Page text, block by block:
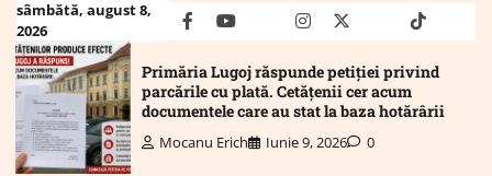
Skip
content
sâmbătă, august 8,
2026
facebookyoutubeMailinstagram
twitter truthtiktok
Primăria Lugoj răspunde petiției privind
parcările cu plată. Cetățenii cer acum
documentele care au stat la baza hotărârii
Mocanu Erich Iunie 9, 2026 0